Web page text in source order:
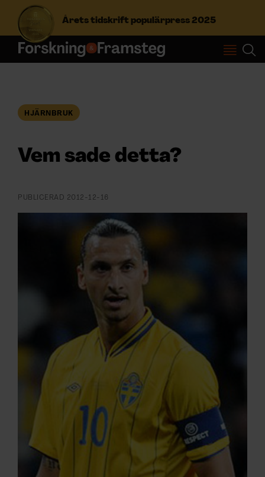
Årets tidskrift populärpress 2025
S
f
r
Logga in
ARKIV & E-TIDNING
LYSSNA/PODD
EVENEMANG & RESOR
SHOP
KONTAKTA F&F
PRENUMERERA PÅ F&F
HJÄRNBRUK
Vem sade detta?
PUBLICERAD 2012-12-16